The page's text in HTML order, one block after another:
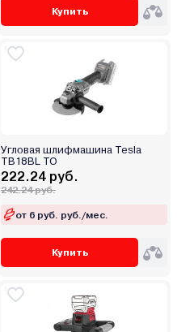
Купить
Угловая шлифмашина Tesla
TB18BL TO
222.24 руб.
242.24 руб.
от 6 руб. руб./мес.
Купить